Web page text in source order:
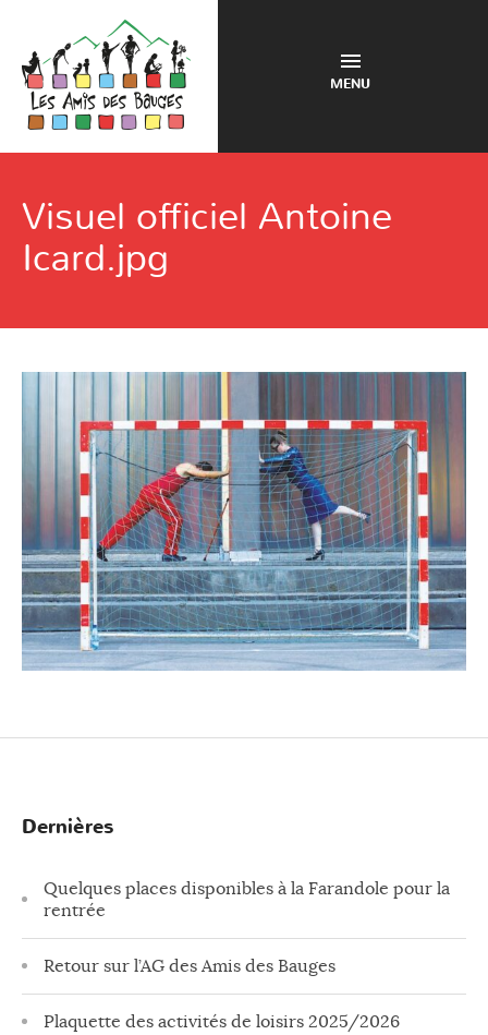
MENU
Visuel officiel Antoine
Icard.jpg
Dernières
Quelques places disponibles à la Farandole pour la
rentrée
Retour sur l’AG des Amis des Bauges
Plaquette des activités de loisirs 2025/2026